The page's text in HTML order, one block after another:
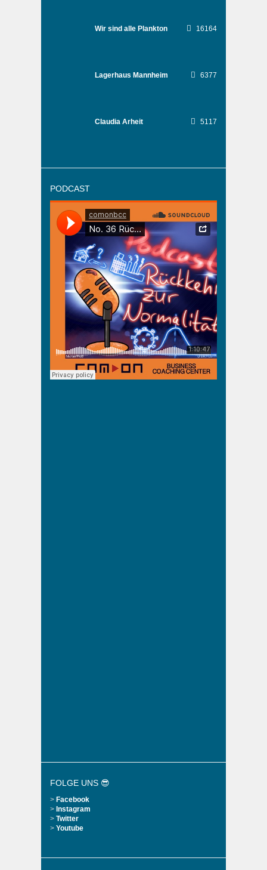
Wir sind alle Plankton 16164
Lagerhaus Mannheim 6377
Claudia Arheit 5117
PODCAST
FOLGE UNS 😎
> Facebook
> Instagram
> Twitter
> Youtube